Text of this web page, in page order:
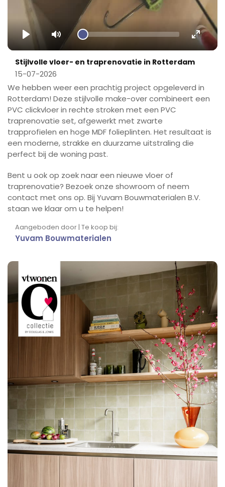
Play Mute Enter
Stijlvolle vloer- en traprenovatie in Rotterdam
15-07-2026
We hebben weer een prachtig project opgeleverd in
Rotterdam! Deze stijlvolle make-over combineert een
PVC clickvloer in rechte stroken met een PVC
traprenovatie set, afgewerkt met zwarte
trapprofielen en hoge MDF folieplinten. Het resultaat is
een moderne, strakke en duurzame uitstraling die
perfect bij de woning past.
Bent u ook op zoek naar een nieuwe vloer of
traprenovatie? Bezoek onze showroom of neem
contact met ons op. Bij Yuvam Bouwmaterialen B.V.
staan we klaar om u te helpen!
Aangeboden door | Te koop bij:
Yuvam Bouwmaterialen